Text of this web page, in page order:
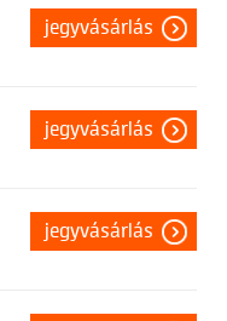
jegyvásárlás
jegyvásárlás
jegyvásárlás